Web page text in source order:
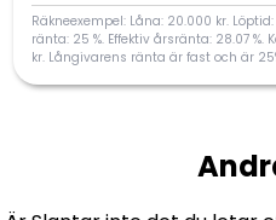
Räkneexempel: Låna: 20.000 kr.
ränta: 25 %. Effektiv årsränta: 28.07
kr. Långivarens ränta är fast och är